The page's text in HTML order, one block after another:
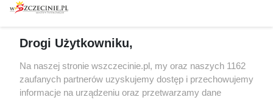
Spacery i oprowadzania
targi
Wernisaże
Więcej
Specjalny koncert z okazji
20. urodzin portalu
wSzczecinie.pl
Drogi Użytkowniku,
Na naszej stronie wszczecinie.pl, my oraz naszych 1162
zaufanych partnerów uzyskujemy dostęp i przechowujemy
informacje na urządzeniu oraz przetwarzamy dane